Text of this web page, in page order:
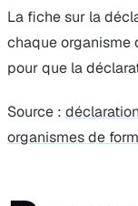
La fiche sur la
chaque organisme
pour que la
Source :
organismes de